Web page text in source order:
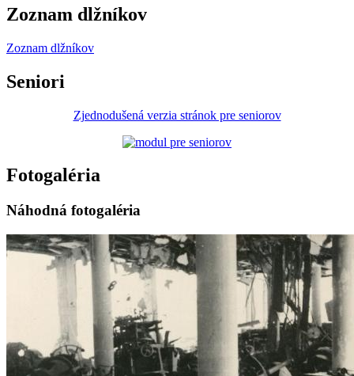
Zoznam dlžníkov
Zoznam dlžníkov
Seniori
Zjednodušená verzia stránok pre seniorov
Fotogaléria
Náhodná fotogaléria